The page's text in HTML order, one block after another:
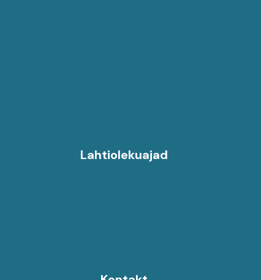
Lahtiolekuajad